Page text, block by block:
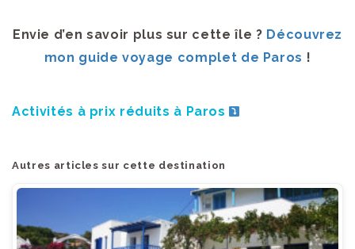
Envie d’en savoir plus sur cette île ? Découvrez
mon guide voyage complet de Paros !
Activités à prix réduits à Paros
Autres articles sur cette destination